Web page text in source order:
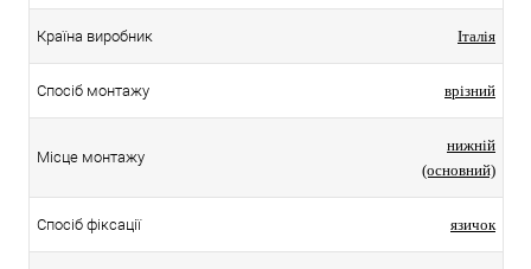
Країна виробник Італія
Спосіб монтажу врізний
Місце монтажу
нижній
(основний)
Спосіб фіксації язичок